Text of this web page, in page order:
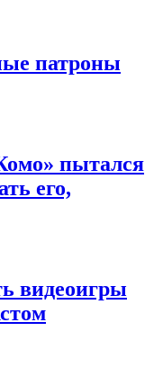
патроны
пытался
его,
видеоигры